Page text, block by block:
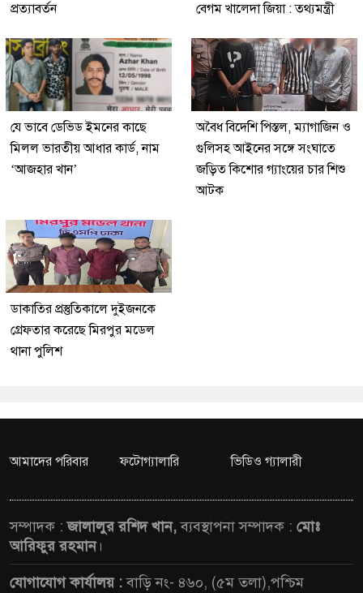
প্রত্যাবর্তন
বেগম খালেদা জিয়া : তথ্যমন্ত্রী
যে ভাবে ডেভিড ইমনের কাছে
মিলল ভারতীয় আধার কার্ড, নাম
‘আজহার খান’
অবৈধ বিদেশি পিস্তল, ম্যাগাজিন ও
গুলিসহ আইনের সঙ্গে সংঘাতে
জড়িত কিশোর গ্যাংয়ের চার শিশু
আটক
ডাকাতির প্রস্তুতিকালে দুইজনকে
গ্রেফতার করেছে মিরপুর মডেল
থানা পুলিশ
আমাদের পরিবার ফটোগ্যালারি ভিডিও গ্যালারী
সম্পাদক :জালালুর রশিদ খান,ব্যবস্থাপনা সম্পাদক : মোঃ
আরিফুর রহমান।
যোগাযোগ কার্যালয় :বাড়ি নং- ৪৬০, (৫ম তলা),পশ্চিম